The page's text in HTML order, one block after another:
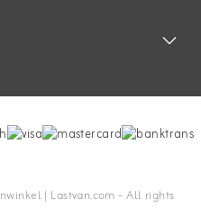
| Lastvan.com‎ - All rights